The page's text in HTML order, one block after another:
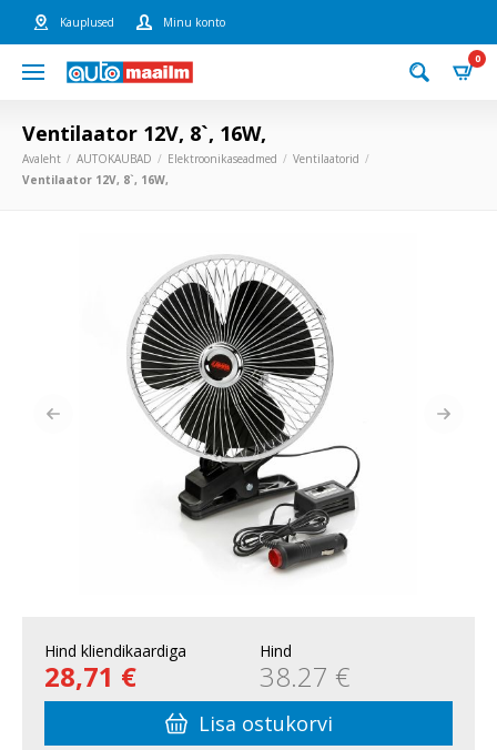
Kauplused Minu konto
0
Ventilaator 12V, 8`, 16W,
Avaleht AUTOKAUBAD Elektroonikaseadmed
Ventilaatorid
Ventilaator 12V, 8`, 16W,
Hind kliendikaardiga
28,71 €
Hind
38.27 €
Lisa ostukorvi